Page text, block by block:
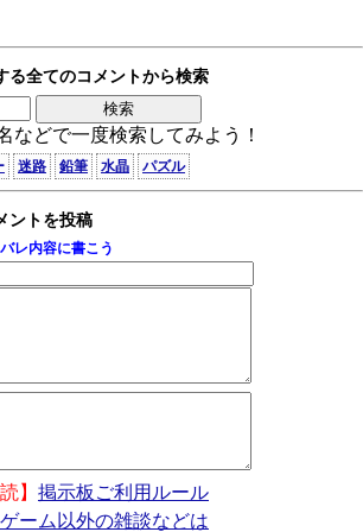
る全てのコメントから検索
などで一度検索してみよう！
迷路 鉛筆 水晶 パズル
ントを投稿
レ内容に書こう
】 掲示板ご利用ルール
ーム以外の雑談などは